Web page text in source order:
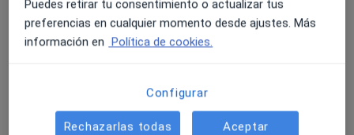
Inyecciones intravítreas
Detalles
¿Cómo funcionan los precios?
Puedes retirar tu consentimiento o actualizar tus
preferencias en cualquier momento desde ajustes. Más
información en Política de cookies.
Configurar
Rechazarlas todas Aceptar